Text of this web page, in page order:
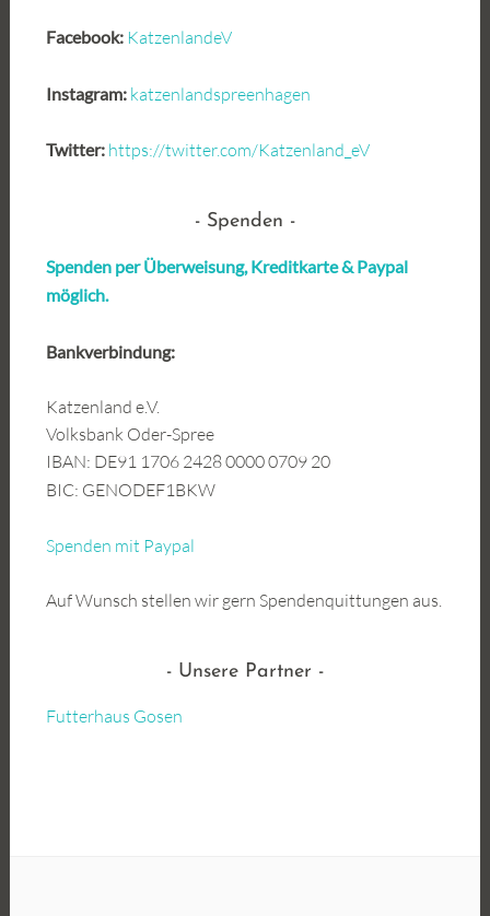
Facebook: KatzenlandeV
Instagram: katzenlandspreenhagen
Twitter: https://twitter.com/Katzenland_eV
Spenden
Spenden per Überweisung, Kreditkarte & Paypal
möglich.
Bankverbindung:
Katzenland e.V.
Volksbank Oder-Spree
IBAN: DE91 1706 2428 0000 0709 20
BIC: GENODEF1BKW
Spenden mit Paypal
Auf Wunsch stellen wir gern Spendenquittungen aus.
Unsere Partner
Futterhaus Gosen